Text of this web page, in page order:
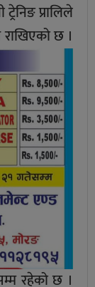
प्रालिले
छ ।
रहेको छ ।